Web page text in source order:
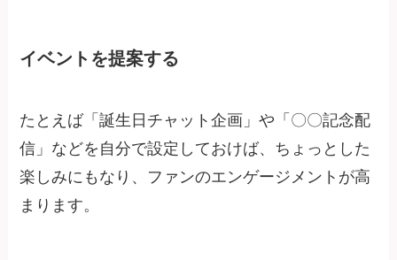
イベントを提案する
たとえば「誕生日チャット企画」や「〇〇記念配
信」などを自分で設定しておけば、ちょっとした
楽しみにもなり、ファンのエンゲージメントが高
まります。